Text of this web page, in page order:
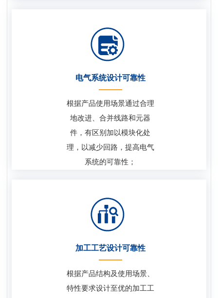
电气系统设计可靠性
根据产品使用场景通过合理
地改进、合并线路和元器
件，有区别加以模块化处
理，以减少回路，提高电气
系统的可靠性；
加工工艺设计可靠性
根据产品结构及使用场景、
特性要求设计至优的加工工